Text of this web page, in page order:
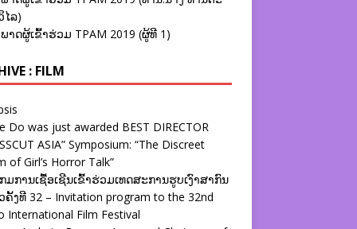
ໄລ)
າດຜູ້ເຂົ້າຮ່ວມ TPAM 2019 (ຜູ້ທີ 1)
: FILM
Do was just awarded BEST DIRECTOR
ASIA” Symposium: “The Discreet
of Girl’s Horror Talk”
ມການເຊື້ອເຊີນເຂົ້າຮ່ວມເທດສະການຮູບເງົາສາກົນ
ຄັ້ງທີ 32 – Invitation program to the 32nd
International Film Festival